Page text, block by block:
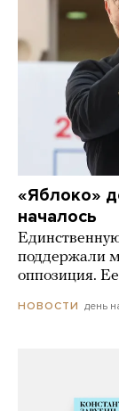
«Яблоко»
началось
поддержали
оппозиция.
НОВОСТИ день